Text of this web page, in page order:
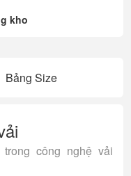
kho
Bảng Size
công nghệ vải